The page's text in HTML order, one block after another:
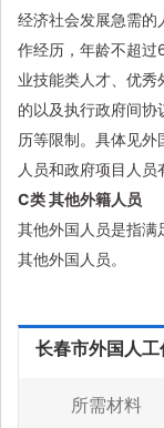
经济社会发展急需的
作经历，年龄不超
业技能类人才、优
的以及执行政府间
历等限制。具体见
人员和政府项目人
C类 其他外籍人员
其他外国人员是指满
其他外国人员。
长春市外国人
所需材料